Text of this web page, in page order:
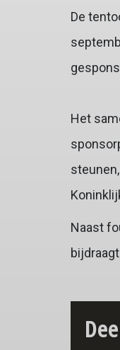
De
Het
Naast